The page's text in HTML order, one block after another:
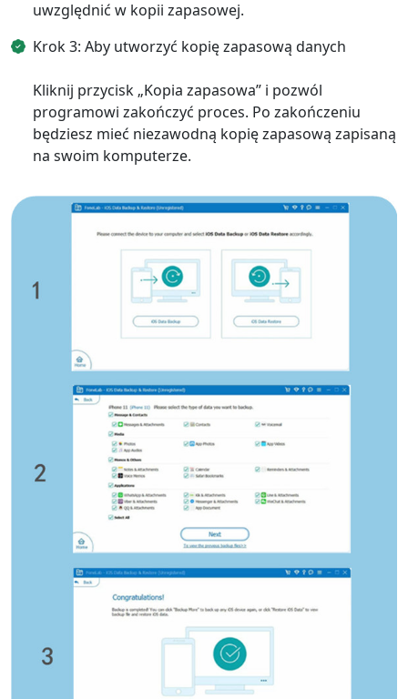
uwzględnić w kopii zapasowej.
Krok 3: Aby utworzyć kopię zapasową danych
Kliknij przycisk „Kopia zapasowa” i pozwól
programowi zakończyć proces. Po zakończeniu
będziesz mieć niezawodną kopię zapasową zapisaną
na swoim komputerze.Zmiana języka
English Nederlands
Tiếng Việt
Español
Português
Français
Suomalainen
Dansk
русский
हिंदी
தமிழ்
Bahasa Melayu
ไทย
Română
Gaeilge
繁體中文